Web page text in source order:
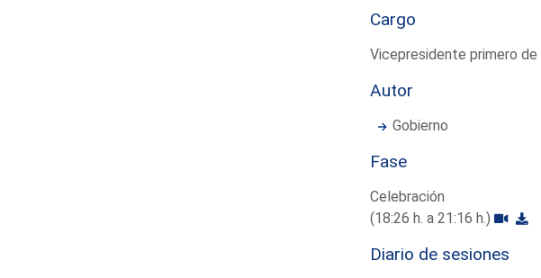
Cargo
Vicepresidente primero de
Autor
Gobierno
Fase
Celebración
(18:26 h. a 21:16 h.)
Diario de sesiones